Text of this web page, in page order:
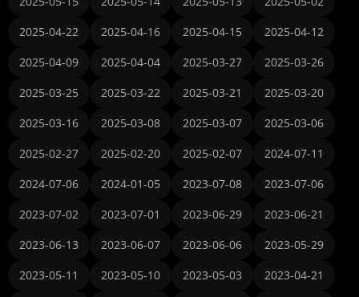
2025-04-22
2025-04-16 2025-04-15
2025-04-12
2025-04-09
2025-04-04 2025-03-27
2025-03-26
2025-03-25
2025-03-22 2025-03-21
2025-03-20
2025-03-16
2025-03-08 2025-03-07
2025-03-06
2025-02-27
2025-02-20 2025-02-07
2024-07-11
2024-07-06
2024-01-05 2023-07-08
2023-07-06
2023-07-02
2023-07-01 2023-06-29
2023-06-21
2023-06-13
2023-06-07 2023-06-06
2023-05-29
2023-05-11
2023-05-10 2023-05-03
2023-04-21